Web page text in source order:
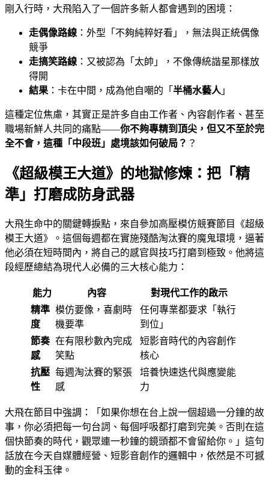
剛入行時，大飛陷入了一個許多新人都會遇到的困境：
走偶像路線 ：外型「不夠純粹好看」，無法與正統偶像
競爭
走搞笑路線 ：又被認為「太帥」，不像傳統諧星那樣放
得開
結果 ：卡在中間，成為他自嘲的「 半桶水藝人 」
這種定位焦慮，其實正是許多自由工作者、內容創作者、甚至
職場新鮮人共同的痛點——你不夠專精到頂尖，但又不至於完
全不會，這種「中段班」處境該如何破局？ ？
《超級模王大道》的地獄修煉：把「精
準」打磨成防身武器
大飛生命中的關鍵轉捩點，來自參加高壓模仿競賽節目《超級
模王大道》。這個每週都在實施殘酷淘汰賽的魔鬼環境，逼著
他必須在短時間內，將自己的感官與技巧打磨到極致。他將這
段經歷總結為現代人必備的三大核心能力：
能力 內容
對現代工作的啟示
精準
度
模仿要像，喜劇時
機要準
任何專業都要求「執行
到位」
節奏
感
在有限秒數內完成
笑點
短影音時代的內容創作
核心
抗壓
性
每週淘汰賽的緊張
感
培養快速迭代與應變能
力
大飛在節目中強調：「如果你想在台上說一個超過一分鐘的故
事，你必須把每一句台詞、每個呼吸都打磨到完美。否則在這
個快節奏的時代，觀眾連一秒鐘的鏡頭都不會留給你。」這句
話放在今天自媒體經營、短影音創作的邏輯中，依然是不可撼
動的金科玉律。